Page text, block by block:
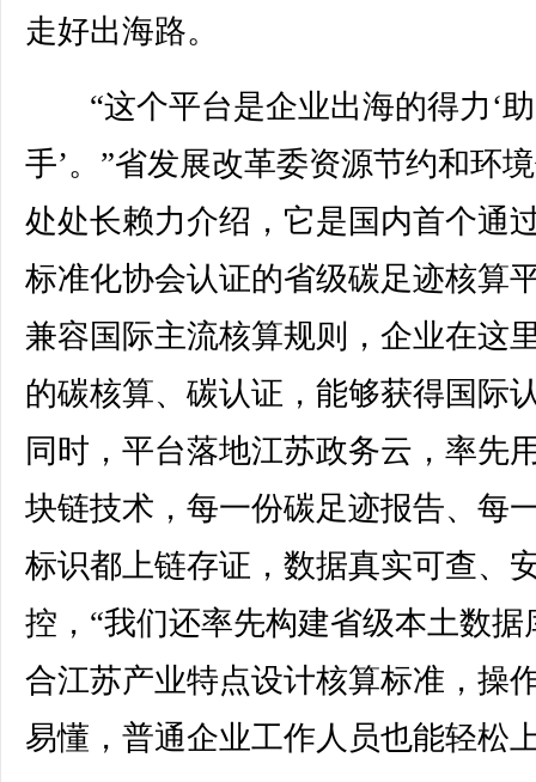
走好出海路。
“这个平台是企业出海的得力‘助
手’。”省发展改革委资源节约和环
处处长赖力介绍，它是国内首个通
标准化协会认证的省级碳足迹核算
兼容国际主流核算规则，企业在这
的碳核算、碳认证，能够获得国际
同时，平台落地江苏政务云，率先
块链技术，每一份碳足迹报告、每
标识都上链存证，数据真实可查、
控，“我们还率先构建省级本土数据
合江苏产业特点设计核算标准，操
易懂，普通企业工作人员也能轻松